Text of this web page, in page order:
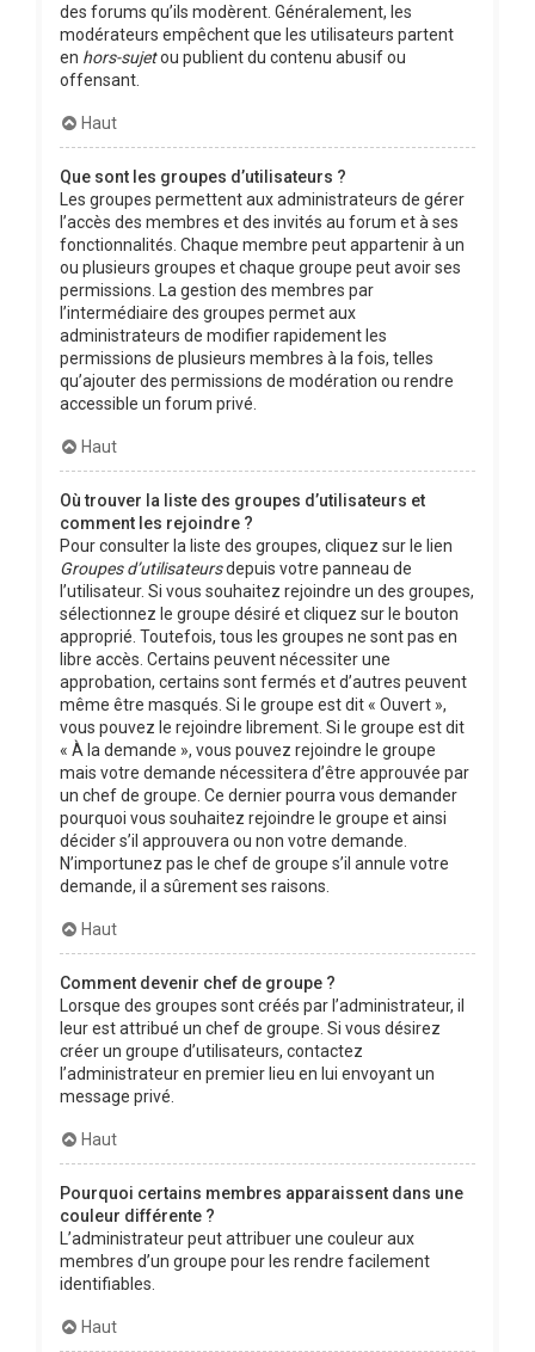
des forums qu’ils modèrent. Généralement, les
modérateurs empêchent que les utilisateurs partent
en hors-sujetou publient du contenu abusif ou
offensant.
Haut
Que sont les groupes d’utilisateurs ?
Les groupes permettent aux administrateurs de gérer
l’accès des membres et des invités au forum et à ses
fonctionnalités. Chaque membre peut appartenir à un
ou plusieurs groupes et chaque groupe peut avoir ses
permissions. La gestion des membres par
l’intermédiaire des groupes permet aux
administrateurs de modifier rapidement les
permissions de plusieurs membres à la fois, telles
qu’ajouter des permissions de modération ou rendre
accessible un forum privé.
Haut
Où trouver la liste des groupes d’utilisateurs et
comment les rejoindre ?
Pour consulter la liste des groupes, cliquez sur le lien
Groupes d’utilisateursdepuis votre panneau de
l’utilisateur. Si vous souhaitez rejoindre un des groupes,
sélectionnez le groupe désiré et cliquez sur le bouton
approprié. Toutefois, tous les groupes ne sont pas en
libre accès. Certains peuvent nécessiter une
approbation, certains sont fermés et d’autres peuvent
même être masqués. Si le groupe est dit « Ouvert »,
vous pouvez le rejoindre librement. Si le groupe est dit
« À la demande », vous pouvez rejoindre le groupe
mais votre demande nécessitera d’être approuvée par
un chef de groupe. Ce dernier pourra vous demander
pourquoi vous souhaitez rejoindre le groupe et ainsi
décider s’il approuvera ou non votre demande.
N’importunez pas le chef de groupe s’il annule votre
demande, il a sûrement ses raisons.
Haut
Comment devenir chef de groupe ?
Lorsque des groupes sont créés par l’administrateur, il
leur est attribué un chef de groupe. Si vous désirez
créer un groupe d’utilisateurs, contactez
l’administrateur en premier lieu en lui envoyant un
message privé.
Haut
Pourquoi certains membres apparaissent dans une
couleur différente ?
L’administrateur peut attribuer une couleur aux
membres d’un groupe pour les rendre facilement
identifiables.
Haut